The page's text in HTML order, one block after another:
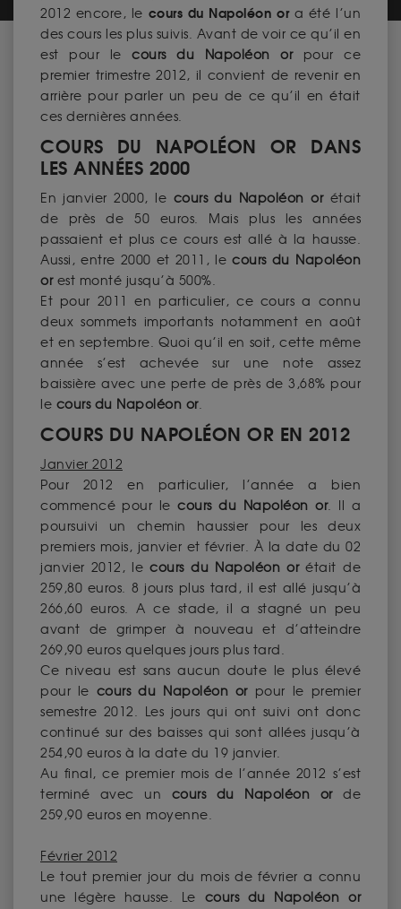
2012 encore, le cours du Napoléon ora été l’un
des cours les plus suivis. Avant de voir ce qu’il en
est pour le cours du Napoléon orpour ce
premier trimestre 2012, il convient de revenir en
arrière pour parler un peu de ce qu’il en était
ces dernières années.
COURS DU NAPOLÉON OR DANS
LES ANNÉES 2000
En janvier 2000, le cours du Napoléon orétait
de près de 50 euros. Mais plus les années
passaient et plus ce cours est allé à la hausse.
Aussi, entre 2000 et 2011, lecours du Napoléon
orest monté jusqu’à 500%.
Et pour 2011 en particulier, ce cours a connu
deux sommets importants notamment en août
et en septembre. Quoi qu’il en soit, cette même
année s’est achevée sur une note assez
baissière avec une perte de près de 3,68% pour
le cours du Napoléon or.
COURS DU NAPOLÉON OR EN 2012
Janvier 2012
Pour 2012 en particulier, l’année a bien
commencé pour lecours du Napoléon or. Il a
poursuivi un chemin haussier pour les deux
premiers mois, janvier et février. À la date du 02
janvier 2012, lecours du Napoléon orétait de
259,80 euros. 8 jours plus tard, il est allé jusqu’à
266,60 euros. A ce stade, il a stagné un peu
avant de grimper à nouveau et d’atteindre
269,90 euros quelques jours plus tard.
Ce niveau est sans aucun doute le plus élevé
pour le cours du Napoléon orpour le premier
semestre 2012. Les jours qui ont suivi ont donc
continué sur des baisses qui sont allées jusqu’à
254,90 euros à la date du 19 janvier.
Au final, ce premier mois de l’année 2012 s’est
terminé avec un cours du Napoléon orde
259,90 euros en moyenne.
Février 2012
Le tout premier jour du mois de février a connu
une légère hausse. Le cours du Napoléon or